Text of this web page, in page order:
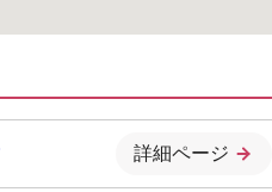
詳細ページ